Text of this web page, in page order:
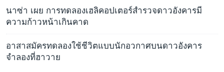
นาซ่า เผย การทดลองเฮลิคอปเตอร์สำรวจดาวอังคารมี
ความก้าวหน้าเกินคาด
อาสาสมัครทดลองใช้ชีวิตแบบนักอวกาศบนดาวอังคาร
จำลองที่ฮาวาย